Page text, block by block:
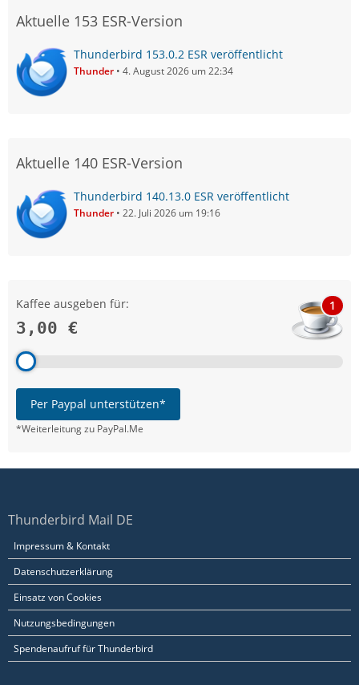
Aktuelle 153 ESR-Version
Thunderbird 153.0.2 ESR veröffentlicht
Thunder 4. August 2026 um 22:34
Aktuelle 140 ESR-Version
Thunderbird 140.13.0 ESR veröffentlicht
Thunder 22. Juli 2026 um 19:16
Kaffee ausgeben für:
3,00 €
1
Per Paypal unterstützen*
*Weiterleitung zu PayPal.Me
Thunderbird Mail DE
Impressum & Kontakt
Datenschutzerklärung
Einsatz von Cookies
Nutzungsbedingungen
Spendenaufruf für Thunderbird